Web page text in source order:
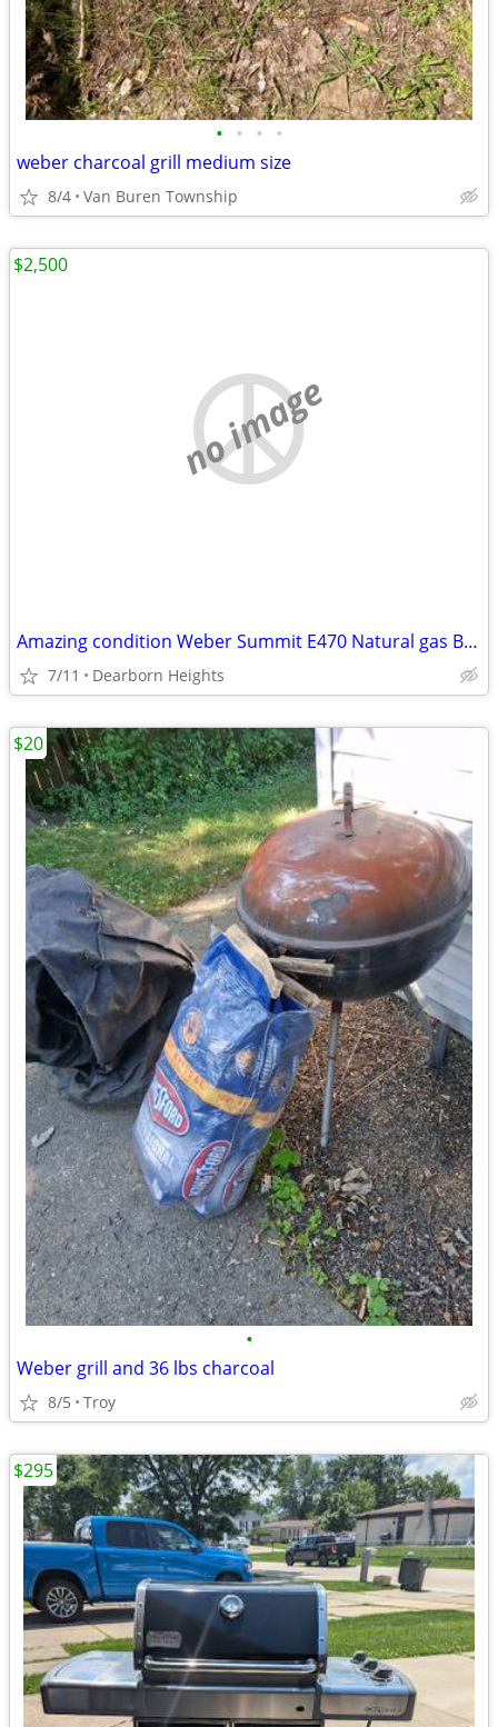
• • • •
weber charcoal grill medium size
8/4 Van Buren Township
no image
Amazing condition Weber Summit E470 Natural gas BBQ in black with acce
7/11 Dearborn Heights
$2,500
•
Weber grill and 36 lbs charcoal
8/5 Troy
$20
$295